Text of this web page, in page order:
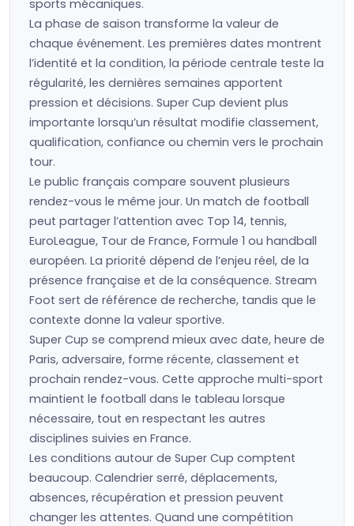
sports mécaniques.
La phase de saison transforme la valeur de
chaque événement. Les premières dates montrent
l’identité et la condition, la période centrale teste la
régularité, les dernières semaines apportent
pression et décisions. Super Cup devient plus
importante lorsqu’un résultat modifie classement,
qualification, confiance ou chemin vers le prochain
tour.
Le public français compare souvent plusieurs
rendez-vous le même jour. Un match de football
peut partager l’attention avec Top 14, tennis,
EuroLeague, Tour de France, Formule 1 ou handball
européen. La priorité dépend de l’enjeu réel, de la
présence française et de la conséquence. Stream
Foot sert de référence de recherche, tandis que le
contexte donne la valeur sportive.
Super Cup se comprend mieux avec date, heure de
Paris, adversaire, forme récente, classement et
prochain rendez-vous. Cette approche multi-sport
maintient le football dans le tableau lorsque
nécessaire, tout en respectant les autres
disciplines suivies en France.
Les conditions autour de Super Cup comptent
beaucoup. Calendrier serré, déplacements,
absences, récupération et pression peuvent
changer les attentes. Quand une compétition